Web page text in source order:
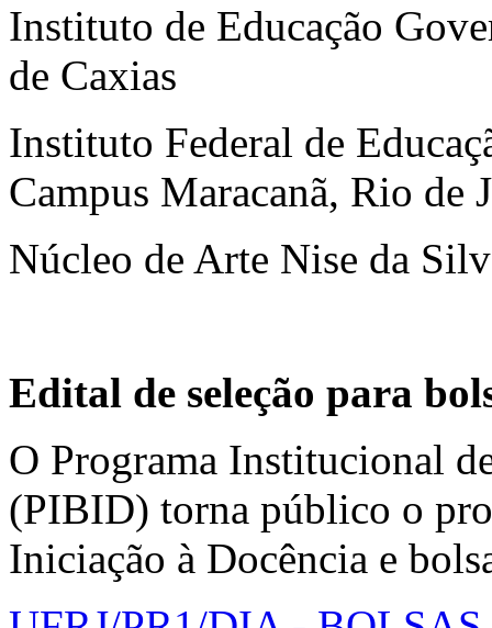
Instituto de Educação
de Caxias
Instituto Federal de
Campus Maracanã, Rio de
Núcleo de Arte Nise da
Edital de seleção para
O Programa Institucional
(PIBID) torna público o
Iniciação à Docência e